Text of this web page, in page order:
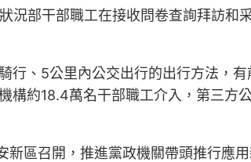
況部干部職工在接收問卷查詢拜訪和
、5公里內公交出行的出行方法，
構約18.4萬名干部職工介入，第三方
區召開，推進黨政機關帶頭推行應